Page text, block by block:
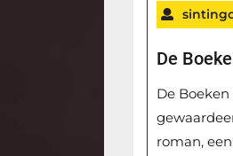
De
De
roman,